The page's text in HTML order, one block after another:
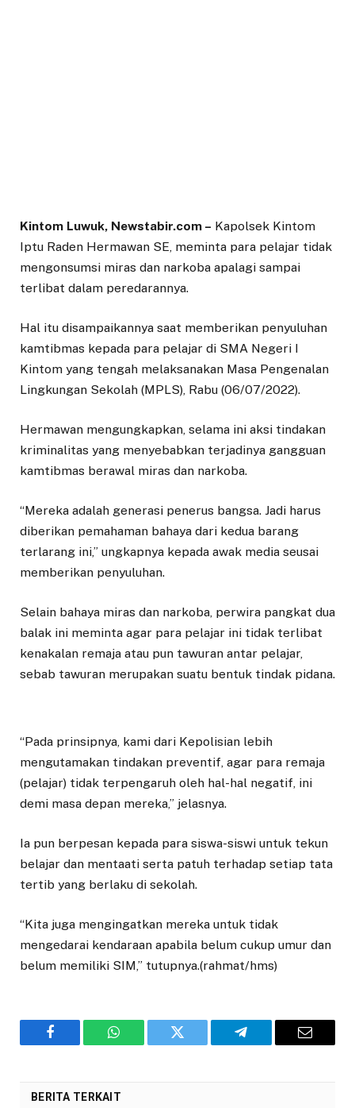
Kintom Luwuk, Newstabir.com – Kapolsek Kintom
Iptu Raden Hermawan SE, meminta para pelajar tidak
mengonsumsi miras dan narkoba apalagi sampai
terlibat dalam peredarannya.
Hal itu disampaikannya saat memberikan penyuluhan
kamtibmas kepada para pelajar di SMA Negeri I
Kintom yang tengah melaksanakan Masa Pengenalan
Lingkungan Sekolah (MPLS), Rabu (06/07/2022).
Hermawan mengungkapkan, selama ini aksi tindakan
kriminalitas yang menyebabkan terjadinya gangguan
kamtibmas berawal miras dan narkoba.
“Mereka adalah generasi penerus bangsa. Jadi harus
diberikan pemahaman bahaya dari kedua barang
terlarang ini,” ungkapnya kepada awak media seusai
memberikan penyuluhan.
Selain bahaya miras dan narkoba, perwira pangkat dua
balak ini meminta agar para pelajar ini tidak terlibat
kenakalan remaja atau pun tawuran antar pelajar,
sebab tawuran merupakan suatu bentuk tindak pidana.
“Pada prinsipnya, kami dari Kepolisian lebih
mengutamakan tindakan preventif, agar para remaja
(pelajar) tidak terpengaruh oleh hal-hal negatif, ini
demi masa depan mereka,” jelasnya.
Ia pun berpesan kepada para siswa-siswi untuk tekun
belajar dan mentaati serta patuh terhadap setiap tata
tertib yang berlaku di sekolah.
“Kita juga mengingatkan mereka untuk tidak
mengedarai kendaraan apabila belum cukup umur dan
belum memiliki SIM,” tutupnya.(rahmat/hms)
Facebook WhatsAppTwitter Telegram Email
BERITA TERKAIT